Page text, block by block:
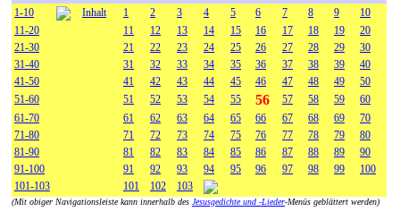
1-10 Inhalt 1 2 3 4 5 6 7 8 9
10
11-20
11 12 13 14 15 16 17 18 19
20
21-30
21 22 23 24 25 26 27 28 29
30
31-40
31 32 33 34 35 36 37 38 39
40
41-50
41 42 43 44 45 46 47 48 49
50
51-60
51 52 53 54 55 56 57 58 59
60
61-70
61 62 63 64 65 66 67 68 69
70
71-80
71 72 73 74 75 76 77 78 79
80
81-90
81 82 83 84 85 86 87 88 89
90
91-100
91 92 93 94 95 96 97 98 99
100
101-103
101 102 103
(Mit obiger Navigationsleiste kann innerhalb des Jesusgedichte und -Lieder-Menüs geblättert werden)